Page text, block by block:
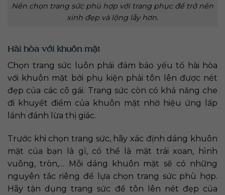
Nên chọn trang sức phù hợp với trang phục để trở nên
xinh đẹp và lộng lẫy hơn.
Hài hòa với khuôn mặt
Chọn trang sức luôn phải đảm bảo yếu tố hài hòa
với khuôn mặt bởi phụ kiện phải tôn lên được nét
đẹp của các cô gái. Trang sức còn có khả năng che
đi khuyết điểm của khuôn mặt nhờ hiệu ứng lấp
lánh đánh lừa thị giác.
Trước khi chọn trang sức, hãy xác định dáng khuôn
mặt của bạn là gì, có thể là mặt trái xoan, hình
vuông, tròn,… Mỗi dáng khuôn mặt sẽ có những
nguyên tắc riêng để lựa chọn trang sức phù hợp.
Hãy tận dụng trang sức để tôn lên nét đẹp của